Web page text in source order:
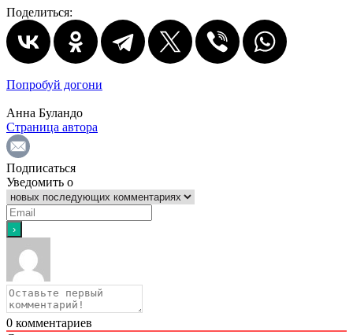
Поделиться:
Попробуй догони
Анна Буландо
Страница автора
Подписаться
Уведомить о
0 комментариев